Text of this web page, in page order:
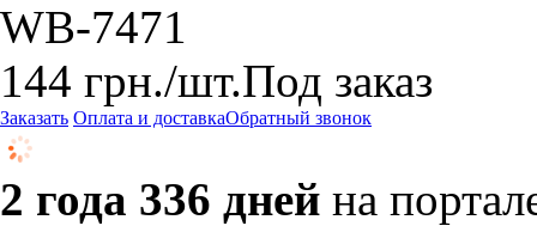
WB-7471
144 грн./шт.Под заказ
Заказать Оплата и доставкаОбратный звонок
2 года 336 дней на